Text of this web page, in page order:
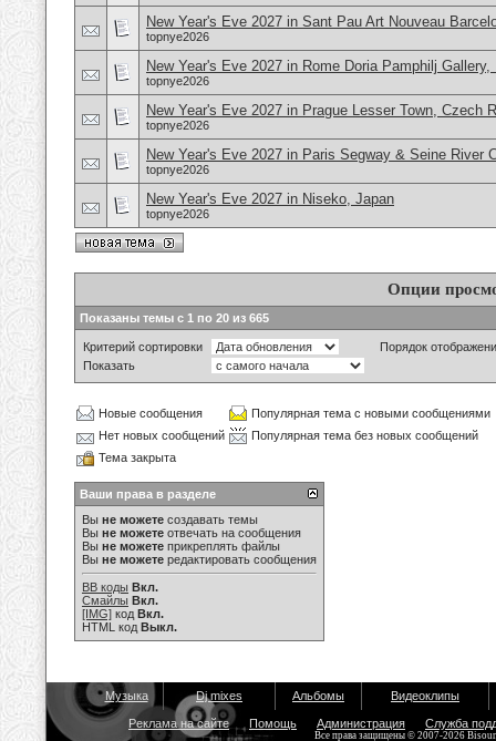
New Year's Eve 2027 in Sant Pau Art Nouveau
topnye2026
New Year's Eve 2027 in Rome Doria Pamphilj Gallery,
topnye2026
New Year's Eve 2027 in Prague Lesser Town, Czech
topnye2026
New Year's Eve 2027 in Paris Segway & Seine River
topnye2026
New Year's Eve 2027 in Niseko, Japan
topnye2026
Опции
Показаны темы с 1 по 20 из 665
Критерий сортировки
Порядок
Показать
Новые сообщения
Популярная тема с новыми сообщениями
Нет новых сообщений
Популярная тема без новых сообщений
Тема закрыта
Ваши права в разделе
Вы не можете создавать темы
Вы не можете отвечать на сообщения
Вы не можете прикреплять файлы
Вы не можете редактировать сообщения
BB коды Вкл.
Смайлы Вкл.
[IMG] код Вкл.
HTML код Выкл.
Музыка Dj mixes Альбомы Видеоклипы
Реклама на сайте Помощь Администрация Служба
Все права защищены © 2007-2026